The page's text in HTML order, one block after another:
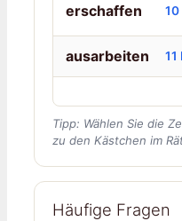
erschaffen 10
ausarbeiten 11
Tipp: Wählen Sie die
zu den Kästchen im
Häufige Fragen